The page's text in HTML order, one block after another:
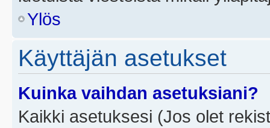
Ylös
Käyttäjän asetukset
Kuinka vaihdan asetuksiani?
Kaikki asetuksesi (Jos olet